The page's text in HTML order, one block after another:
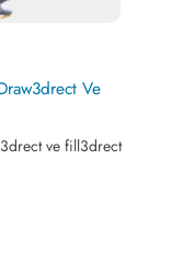
Ve
ve fill3drect